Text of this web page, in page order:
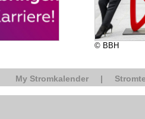
© BBH
My Stromkalender |